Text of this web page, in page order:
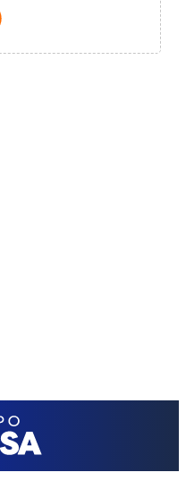
Whatsapp Social Media